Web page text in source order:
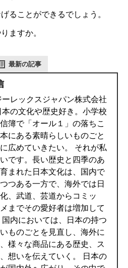
ることができるでしょう。
ますか。
最新の記事
ーレックスジャパン株式会社
の文化や歴史好き。小学校
簿で「オール１」の落ちこ
にある素晴らしいものごと
広めていきたい。 それが私
です。長い歴史と四季のあ
まれた日本文化は、国内で
つある一方で、海外では日
、武道、芸道からコミッ
までその愛好者は増加して
国内においては、日本の持つ
ものごとを見直し、海外に
様々な商品にある歴史、ス
、想いを伝えていく。 日本の